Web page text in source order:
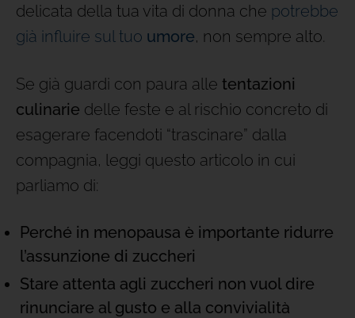
delicata della tua vita di donna che potrebbe
già influire sul tuo umore, non sempre alto.
Se già guardi con paura alle tentazioni
culinarie delle feste e al rischio concreto di
esagerare facendoti “trascinare” dalla
compagnia, leggi questo articolo in cui
parliamo di:
Perché in menopausa è importante ridurre
l’assunzione di zuccheri
Stare attenta agli zuccheri non vuol dire
rinunciare al gusto e alla convivialità